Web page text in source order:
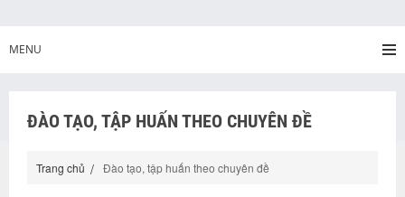
MENU
ĐÀO TẠO, TẬP HUẤN THEO CHUYÊN ĐỀ
Trang chủ Đào tạo, tập huấn theo chuyên đề